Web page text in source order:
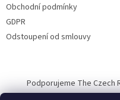
Obchodní podmínky
GDPR
Odstoupení od smlouvy
Podporujeme The Czech